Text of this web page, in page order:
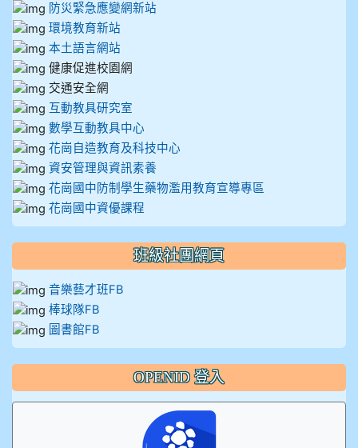
防災緊急應變網新站
環境教育新站
本土語言網站
健康促進校園網
交通安全網
互動教具研究室
數學互動教具中心
花崗自造教育及科技中心
資安管理與資訊素養
花崗國中防制學生藥物濫用教育宣導專區
花崗國中資優課程
班級社團網頁
音樂藝才班FB
棒球隊FB
圖書館FB
OPENID 登入